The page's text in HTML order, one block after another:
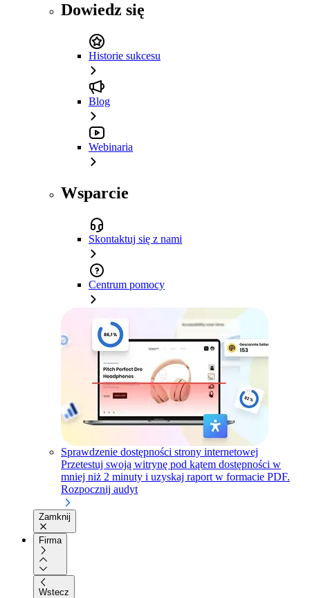
Dowiedz się
Historie sukcesu
Blog
Webinaria
Wsparcie
Skontaktuj się z nami
Centrum pomocy
Sprawdzenie dostępności strony internetowej
Przetestuj swoją witrynę pod kątem dostępności w
mniej niż 2 minuty i uzyskaj raport w formacie PDF.
Rozpocznij audyt
Zamknij
Firma
Wstecz